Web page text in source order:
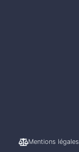
Mentions légales